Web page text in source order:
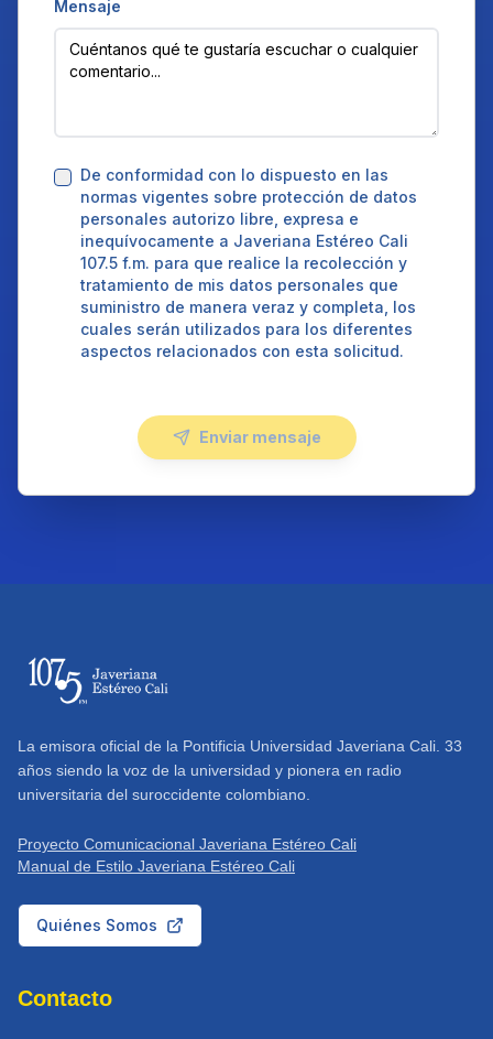
Mensaje
De conformidad con lo dispuesto en las
normas vigentes sobre protección de datos
personales autorizo libre, expresa e
inequívocamente a Javeriana Estéreo Cali
107.5 f.m. para que realice la recolección y
tratamiento de mis datos personales que
suministro de manera veraz y completa, los
cuales serán utilizados para los diferentes
aspectos relacionados con esta solicitud.
Enviar mensaje
La emisora oficial de la Pontificia Universidad Javeriana Cali. 33
años siendo la voz de la universidad y pionera en radio
universitaria del suroccidente colombiano.
Proyecto Comunicacional Javeriana Estéreo Cali
Manual de Estilo Javeriana Estéreo Cali
Quiénes Somos
Contacto